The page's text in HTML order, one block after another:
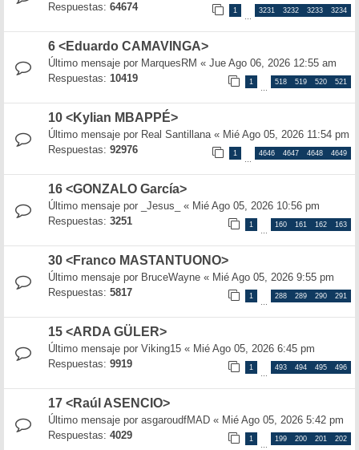
Respuestas: 64674 1
…
3231 3232 3233 3234
6 <Eduardo CAMAVINGA>
Último mensaje por MarquesRM « Jue Ago 06, 2026 12:55 am
Respuestas: 10419 1
…
518 519 520 521
10 <Kylian MBAPPÉ>
Último mensaje por Real Santillana« Mié Ago 05, 2026 11:54 pm
Respuestas: 92976 1
…
4646 4647 4648 4649
16 <GONZALO García>
Último mensaje por _Jesus_ « Mié Ago 05, 2026 10:56 pm
Respuestas: 3251 1
…
160 161 162 163
30 <Franco MASTANTUONO>
Último mensaje por BruceWayne « Mié Ago 05, 2026 9:55 pm
Respuestas: 5817 1
…
288 289 290 291
15 <ARDA GÜLER>
Último mensaje por Viking15 « Mié Ago 05, 2026 6:45 pm
Respuestas: 9919 1
…
493 494 495 496
17 <Raúl ASENCIO>
Último mensaje por asgaroudfMAD « Mié Ago 05, 2026 5:42 pm
Respuestas: 4029 1
…
199 200 201 202